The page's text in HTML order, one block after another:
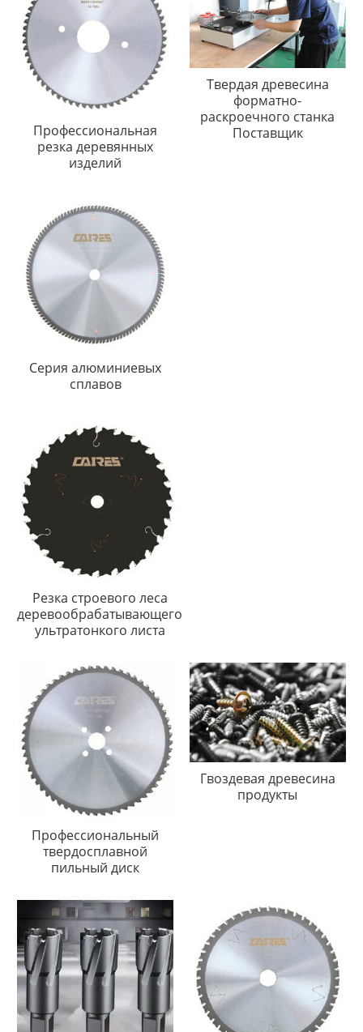
Профессиональная
резка деревянных
изделий
Твердая древесина
форматно-
раскроечного станка
Поставщик
Серия алюминиевых
сплавов
Резка строевого леса
деревообрабатывающего
ультратонкого листа
Профессиональный
твердосплавной
пильный диск
Гвоздевая древесина
продукты